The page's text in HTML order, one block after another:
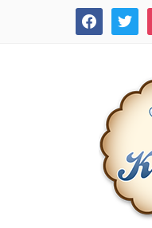
facebooktwitter